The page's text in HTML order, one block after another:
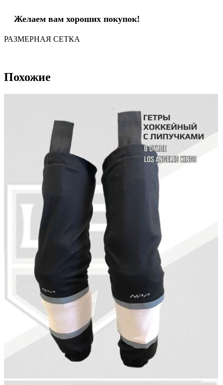
Желаем вам хороших покупок!
РАЗМЕРНАЯ СЕТКА
Похожие